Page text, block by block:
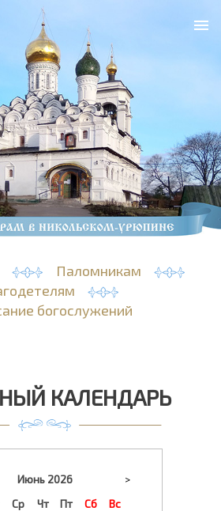
Паломникам
богослужений
КАЛЕНДАРЬ
Июнь 2026
>
Ср Чт Пт Сб
Вс